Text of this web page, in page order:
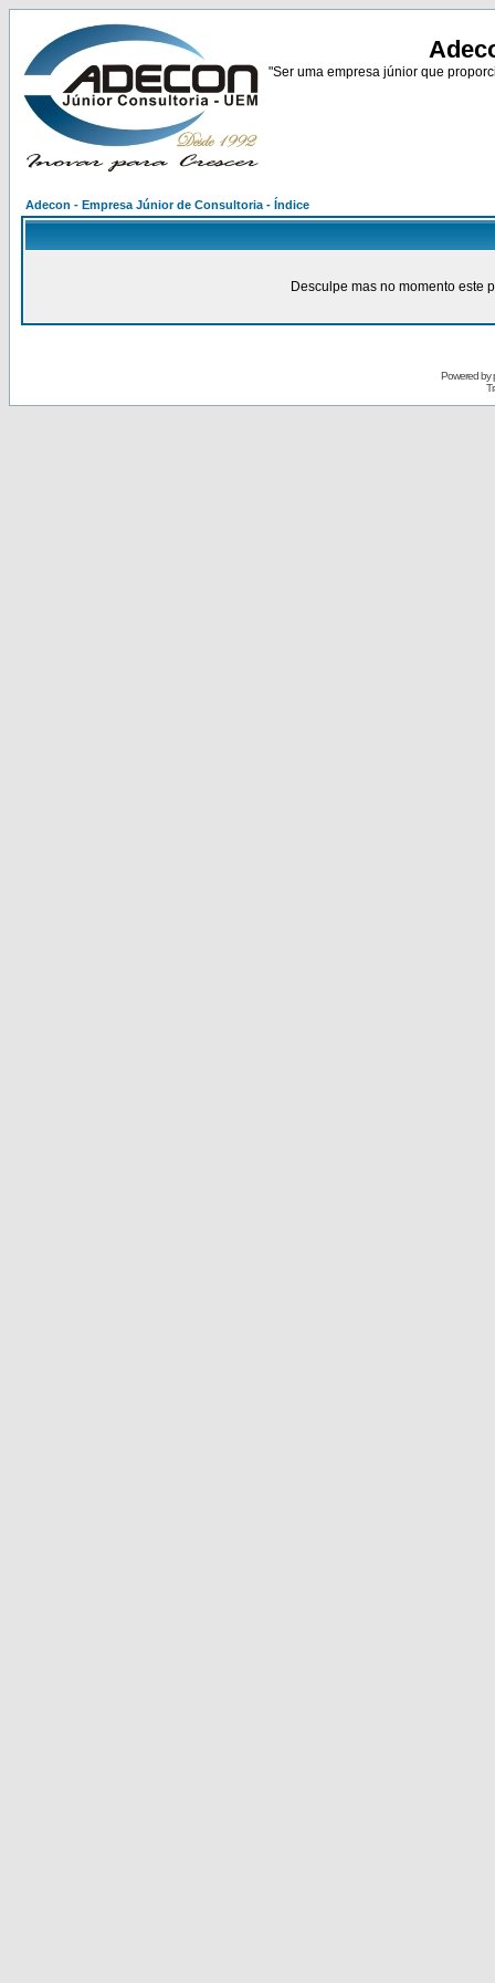
"Ser uma empresa júnior que
Adecon - Empresa Júnior de Consultoria - Índice
Desculpe mas no momento este
Powered by